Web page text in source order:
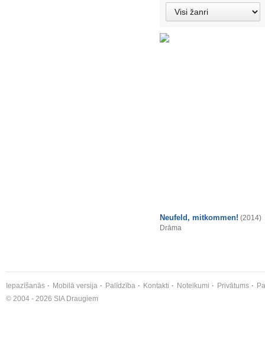
Neufeld, mitkommen! (2014)
Drāma
Iepazīšanās Mobilā versija Palīdzība Kontakti Noteikumi Privātums
© 2004 - 2026 SIA Draugiem